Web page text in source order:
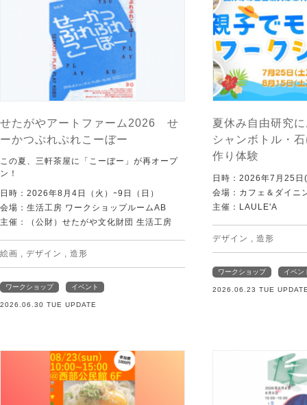
せたがやアートファーム2026 せ
ーかつぷれぷれこーぼー
この夏、三軒茶屋に「こーぼー」が再オープ
ン！
日時：2026年8月4日（火）ｰ9日（日）
会場：生活工房 ワークショップルームAB
主催：（公財）せたがや文化財団 生活工房
絵画 , デザイン , 造形
ワークショップ イベント
2026.06.30 TUE UPDATE
夏休み自由研究
シャンボトル・
作り体験
日時：2026年7月25
会場：カフェ＆ダイ
主催：LAULE'A
デザイン , 造形
ワークショップ イベン
2026.06.23 TUE